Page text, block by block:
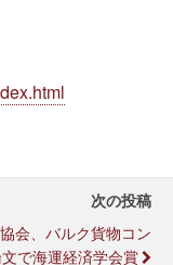
次の投稿
会、バルク貨物コン
で海運経済学会賞